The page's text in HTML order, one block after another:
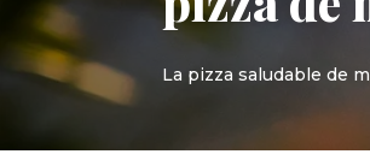
La pizza saludable de